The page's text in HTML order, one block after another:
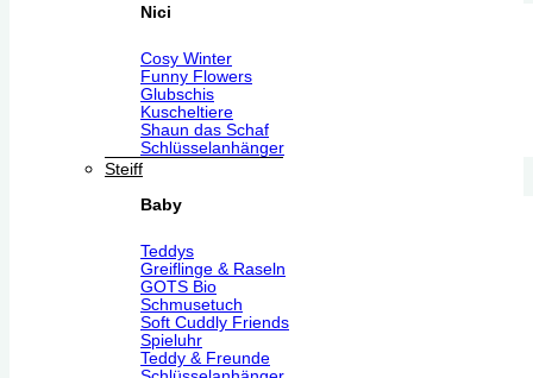
Nici
Cosy Winter
Funny Flowers
Glubschis
Kuscheltiere
Shaun das Schaf
Schlüsselanhänger
Steiff
Baby
Teddys
Greiflinge & Raseln
GOTS Bio
Schmusetuch
Soft Cuddly Friends
Spieluhr
Teddy & Freunde